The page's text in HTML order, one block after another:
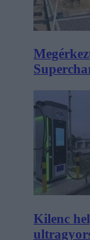
Kilenc